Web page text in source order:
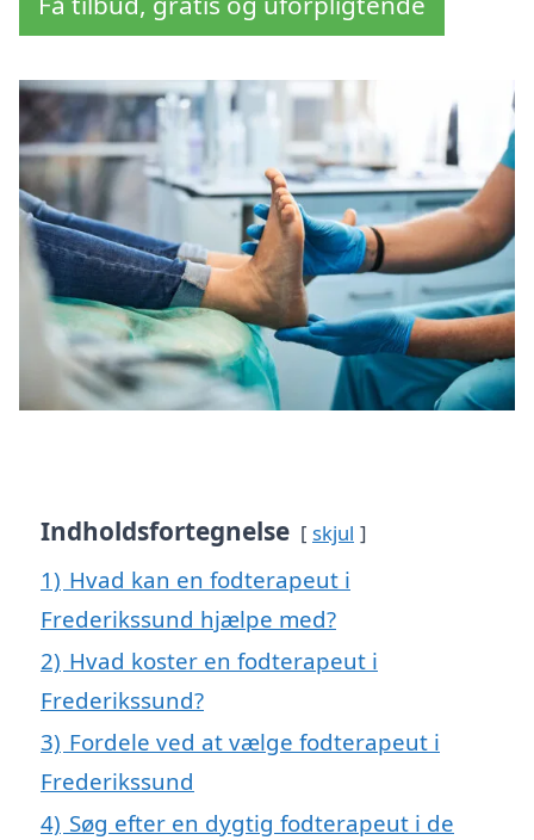
Indholdsfortegnelse skjul
1) Hvad kan en fodterapeut i
Frederikssund hjælpe med?
2) Hvad koster en fodterapeut i
Frederikssund?
3) Fordele ved at vælge fodterapeut i
Frederikssund
4) Søg efter en dygtig fodterapeut i de